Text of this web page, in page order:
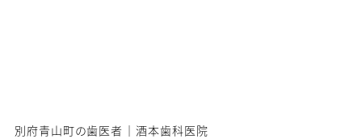
別府青山町の歯医者｜酒本歯科医院